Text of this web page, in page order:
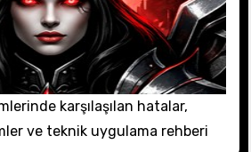
karşılaşılan hatalar,
ve teknik uygulama rehberi